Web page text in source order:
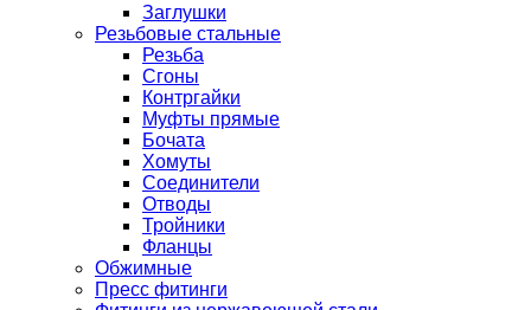
Заглушки
Резьбовые стальные
Резьба
Сгоны
Контргайки
Муфты прямые
Бочата
Хомуты
Соединители
Отводы
Тройники
Фланцы
Обжимные
Пресс фитинги